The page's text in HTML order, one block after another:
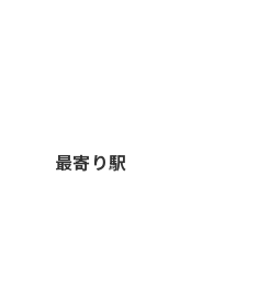
最寄り駅